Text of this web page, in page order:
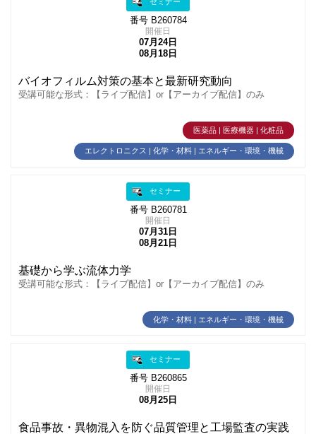
番号 B260784
開催日
07月24日
08月18日
バイオフィルム対策の基本と最新研究動向
受講可能な形式：【ライブ配信】or【アーカイブ配信】のみ
医薬品 | 医療機器 | 化粧品
エレクトロニクス | 化学・材料 | エネルギー・環境・機械
セミナー
番号 B260781
開催日
07月31日
08月21日
基礎から学ぶ流体力学
受講可能な形式：【ライブ配信】or【アーカイブ配信】のみ
化学・材料 | エネルギー・環境・機械
セミナー
番号 B260865
開催日
08月25日
食品事故・異物混入を防ぐ品質管理と工場監査の実践